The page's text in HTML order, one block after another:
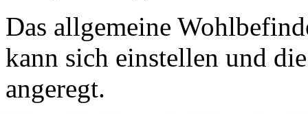
Das allgemeine
kann sich einstellen und
angeregt.